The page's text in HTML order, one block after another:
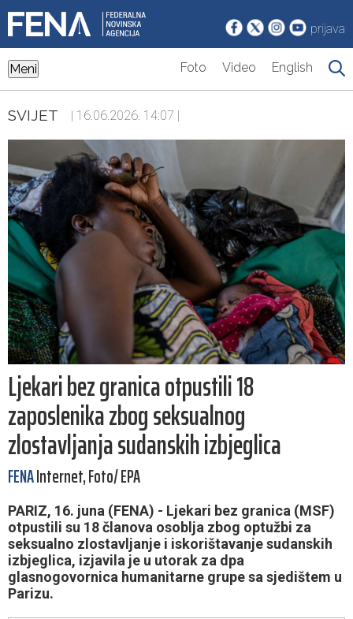
prijava
Meni Foto Video English
SVIJET | 16.06.2026. 14:07 |
Ljekari bez granica otpustili 18
zaposlenika zbog seksualnog
zlostavljanja sudanskih izbjeglica
FENAInternet, Foto/ EPA
PARIZ, 16. juna (FENA) - Ljekari bez granica (MSF)
otpustili su 18 članova osoblja zbog optužbi za
seksualno zlostavljanje i iskorištavanje sudanskih
izbjeglica, izjavila je u utorak za dpa
glasnogovornica humanitarne grupe sa sjedištem u
Parizu.